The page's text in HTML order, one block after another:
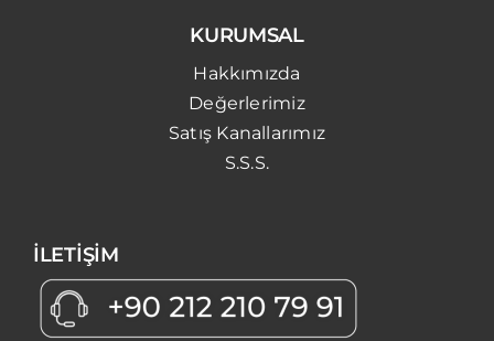
KURUMSAL
Hakkımızda
Değerlerimiz
Satış Kanallarımız
S.S.S.
İLETİŞİM